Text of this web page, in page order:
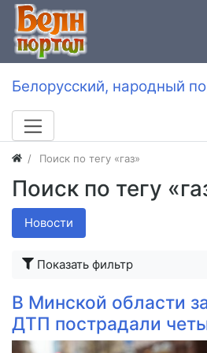
Белорусский, народный
Поиск по тегу «газ»
Поиск по тегу
Новости
Показать фильтр
В Минской области
ДТП пострадали